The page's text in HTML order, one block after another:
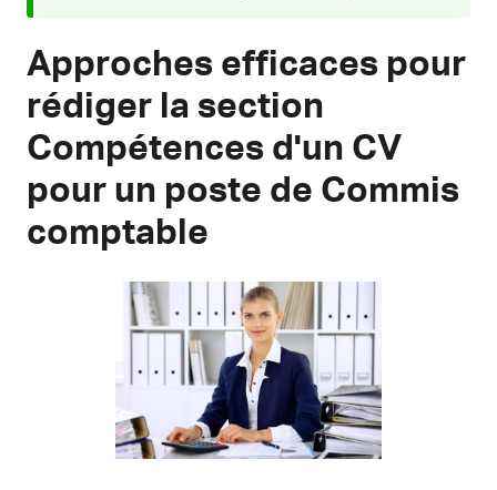
Approches efficaces pour
rédiger la section
Compétences d'un CV
pour un poste de Commis
comptable